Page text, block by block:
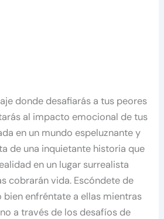
donde desafiarás a tus peores
al impacto emocional de tus
en un mundo espeluznante y
de una inquietante historia que
en un lugar surrealista
cobrarán vida. Escóndete de
enfréntate a ellas mientras
a través de los desafíos de